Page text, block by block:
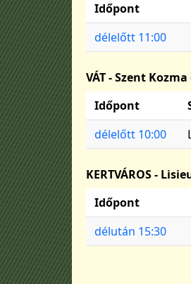
Időpont
délelőtt 11:00
VÁT - Szent
Időpont
délelőtt 10:00
KERTVÁROS -
Időpont
délután 15:30